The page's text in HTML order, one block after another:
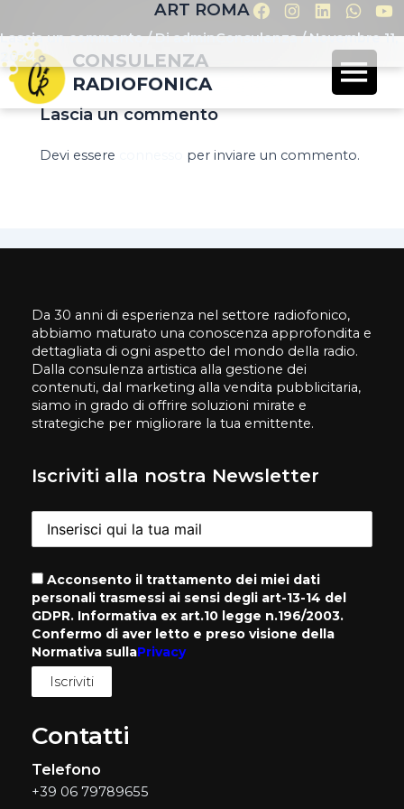
CONSULENZA
RADIOFONICA
ART ROMA
Lascia un commento / DiadminConsulenza/Novembre 11,
2024
Lascia un commento
Devi essere per inviare un commento.
Da 30 anni di esperienza nel settore radiofonico,
abbiamo maturato una conoscenza approfondita e
dettagliata di ogni aspetto del mondo della radio.
Dalla consulenza artistica alla gestione dei
contenuti, dal marketing alla vendita pubblicitaria,
siamo in grado di offrire soluzioni mirate e
strategiche per migliorare la tua emittente.
Iscriviti alla nostra Newsletter
Acconsento il trattamento dei miei dati
personali trasmessi ai sensi degli art-13-14 del
GDPR. Informativa ex art.10 legge n.196/2003.
Confermo di aver letto e preso visione della
Normativa sullaPrivacy
Contatti
Telefono
+39 06 79789655